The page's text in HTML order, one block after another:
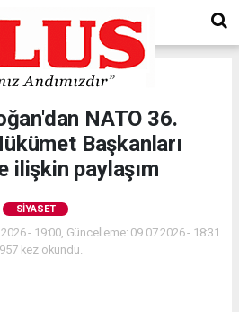
NATO 36.
Başkanları
ilişkin paylaşım
SIYASET
- 19:00, Güncelleme: 09.07.2026 - 18:31
kez okundu.